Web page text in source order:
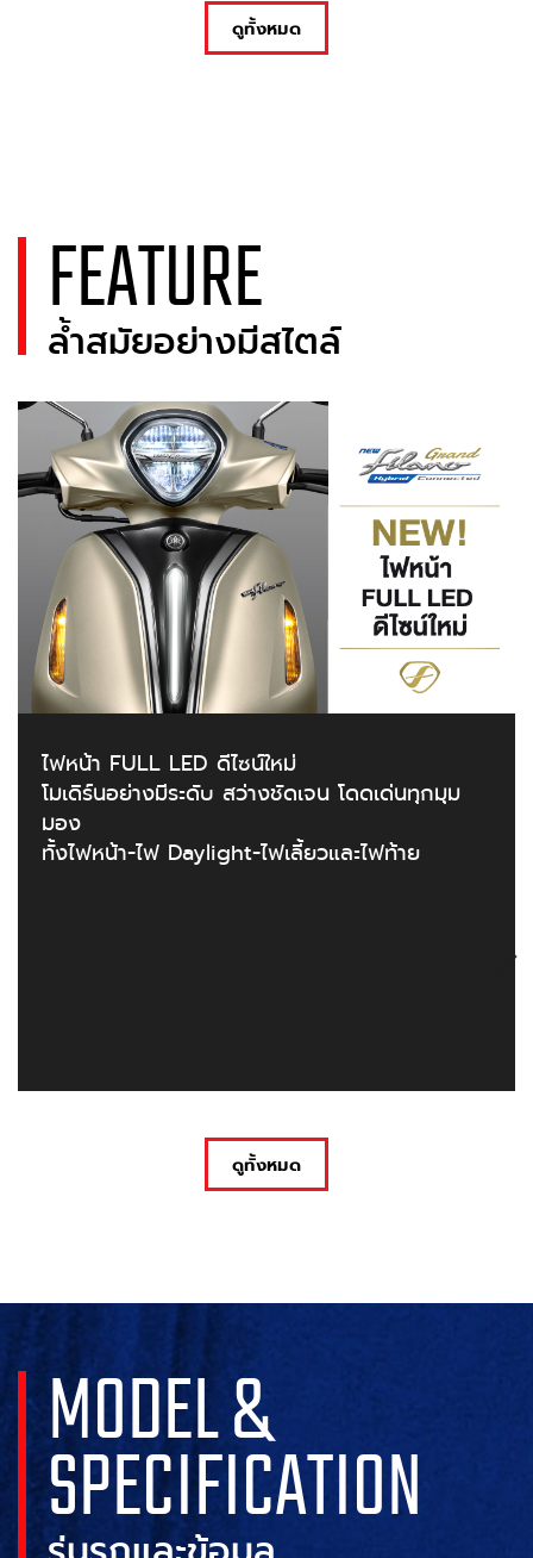
ดูทั้งหมด
FEATURE
ล้ำสมัยอย่างมีสไตล์
ดูทั้งหมด
ไฟหน้า FULL LED ดีไซน์ใหม่
โมเดิร์นอย่างมีระดับ สว่างชัดเจน โดดเด่นทุกมุม
มอง
ทั้งไฟหน้า-ไฟ Daylight-ไฟเลี้ยวและไฟท้าย
MODEL &
SPECIFICATION